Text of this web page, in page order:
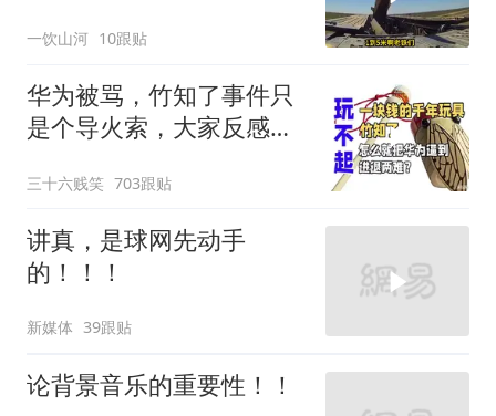
一饮山河 10跟贴
华为被骂，竹知了事件只
是个导火索，大家反感的
三十六贱笑 703跟贴
讲真，是球网先动手
的！！！
新媒体 39跟贴
论背景音乐的重要性！！